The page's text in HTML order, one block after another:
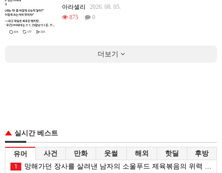
아라셀리
2026. 08. 05.
875
0
더보기
실시간 베스트
유머 사건 만화 웃썰 해외 핫딜 후방
1 망해가던 장사를 살려낸 남자의 소울푸드 제육볶음의 위력 ㅋㅋ